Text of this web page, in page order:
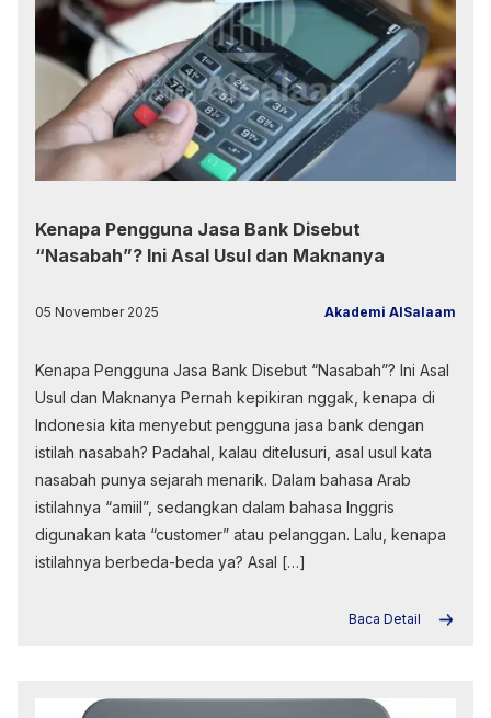
Kenapa Pengguna Jasa Bank Disebut
“Nasabah”? Ini Asal Usul dan Maknanya
05 November 2025 Akademi AlSalaam
Kenapa Pengguna Jasa Bank Disebut “Nasabah”? Ini Asal
Usul dan Maknanya Pernah kepikiran nggak, kenapa di
Indonesia kita menyebut pengguna jasa bank dengan
istilah nasabah? Padahal, kalau ditelusuri, asal usul kata
nasabah punya sejarah menarik. Dalam bahasa Arab
istilahnya “amiil”, sedangkan dalam bahasa Inggris
digunakan kata “customer” atau pelanggan. Lalu, kenapa
istilahnya berbeda-beda ya? Asal […]
Baca Detail